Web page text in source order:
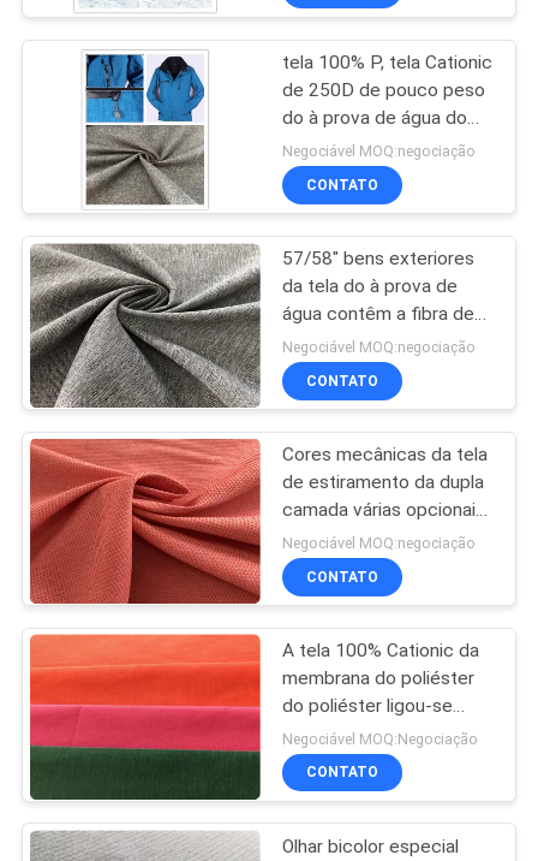
COMPANY
NEWS
MAPA
SITE
PRIVACY
POLICY
tela 100% P, tela Cationic
de 250D de pouco peso
do à prova de água do
revestimento bicolor
Negociável MOQ:negociação
CONTATO
57/58" bens exteriores
da tela do à prova de
água contêm a fibra de
poliéster alterada
Negociável MOQ:negociação
CONTATO
Cores mecânicas da tela
de estiramento da dupla
camada várias opcionais
com revestimento de
TPU
Negociável MOQ:negociação
CONTATO
A tela 100% Cationic da
membrana do poliéster
do poliéster ligou-se
feito malha
Negociável MOQ:Negociação
CONTATO
Olhar bicolor especial